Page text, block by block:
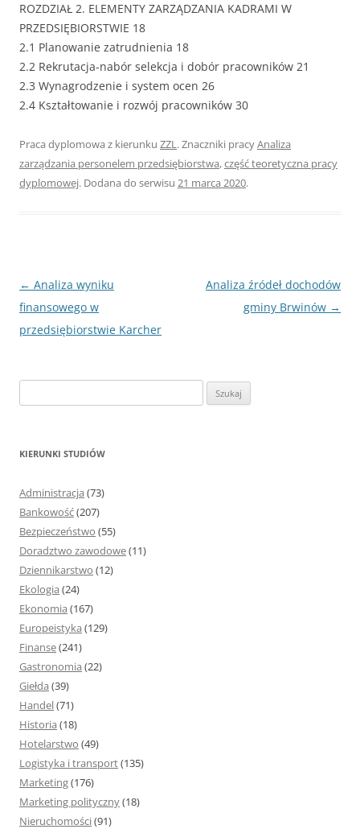
ROZDZIAŁ 2. ELEMENTY ZARZĄDZANIA KADRAMI W
PRZEDSIĘBIORSTWIE 18
2.1 Planowanie zatrudnienia 18
2.2 Rekrutacja-nabór selekcja i dobór pracowników 21
2.3 Wynagrodzenie i system ocen 26
2.4 Kształtowanie i rozwój pracowników 30
Praca dyplomowa z kierunku ZZL. Znaczniki pracyAnaliza
zarządzania personelem przedsiębiorstwa,część teoretyczna pracy
dyplomowej. Dodana do serwisu 21 marca 2020.
Nawigacja
wpisu
← Analiza wyniku
finansowego w
przedsiębiorstwie Karcher
Analiza źródeł dochodów
gminy Brwinów →
z
KIERUNKI STUDIÓW
Administracja (73)
Bankowość(207)
Bezpieczeństwo (55)
Doradztwo zawodowe(11)
Dziennikarstwo (12)
Ekologia (24)
Ekonomia (167)
Europeistyka (129)
Finanse(241)
Gastronomia (22)
Giełda (39)
Handel(71)
Historia (18)
Hotelarstwo (49)
Logistyka i transport(135)
Marketing(176)
Marketing polityczny(18)
Nieruchomości(91)